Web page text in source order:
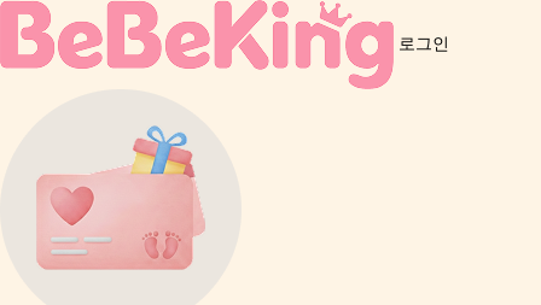
로그인